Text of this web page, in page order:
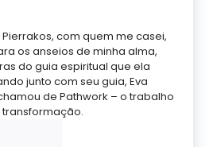
com quem me casei,
os anseios de minha alma,
do guia espiritual que ela
junto com seu guia, Eva
de Pathwork – o trabalho